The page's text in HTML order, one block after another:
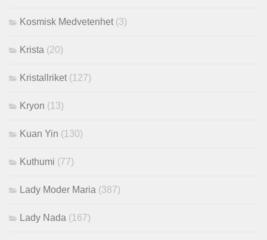
Kosmisk Medvetenhet(3)
Krista (20)
Kristallriket(127)
Kryon (13)
Kuan Yin (130)
Kuthumi (77)
Lady Moder Maria (387)
Lady Nada (167)